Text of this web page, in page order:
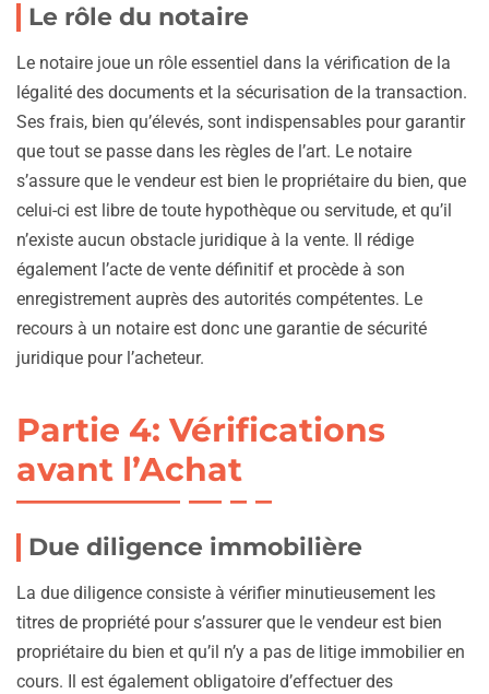
Le rôle du notaire
Le notaire joue un rôle essentiel dans la vérification de la
légalité des documents et la sécurisation de la transaction.
Ses frais, bien qu’élevés, sont indispensables pour garantir
que tout se passe dans les règles de l’art. Le notaire
s’assure que le vendeur est bien le propriétaire du bien, que
celui-ci est libre de toute hypothèque ou servitude, et qu’il
n’existe aucun obstacle juridique à la vente. Il rédige
également l’acte de vente définitif et procède à son
enregistrement auprès des autorités compétentes. Le
recours à un notaire est donc une garantie de sécurité
juridique pour l’acheteur.
Partie 4: Vérifications
avant l’Achat
Due diligence immobilière
La due diligence consiste à vérifier minutieusement les
titres de propriété pour s’assurer que le vendeur est bien
propriétaire du bien et qu’il n’y a pas de litige immobilier en
cours. Il est également obligatoire d’effectuer des